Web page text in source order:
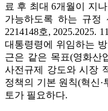
료 후 최대 6개월이 지
가능하도록 하는 규정
2214148호, 2025.2025.
대통령령에 위임하는
근은 같은 목표(영화산
사전규제 강도와 시장
정책의 기본 원칙(혁신
토가 필요하다.